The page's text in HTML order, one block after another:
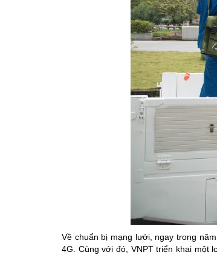
Về chuẩn bị mạng lưới, ngay trong
4G. Cùng với đó, VNPT triển khai một